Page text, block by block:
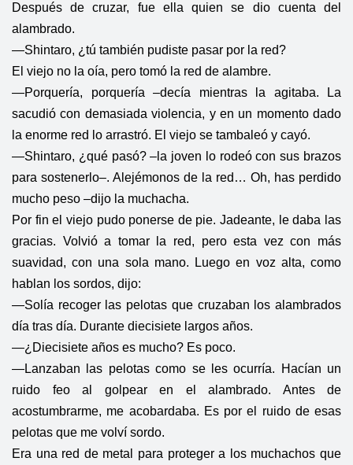
Después de cruzar, fue ella quien se dio cuenta del
alambrado.
—Shintaro, ¿tú también pudiste pasar por la red?
El viejo no la oía, pero tomó la red de alambre.
—Porquería, porquería –decía mientras la agitaba. La
sacudió con demasiada violencia, y en un momento dado
la enorme red lo arrastró. El viejo se tambaleó y cayó.
—Shintaro, ¿qué pasó? –la joven lo rodeó con sus brazos
para sostenerlo–. Alejémonos de la red… Oh, has perdido
mucho peso –dijo la muchacha.
Por fin el viejo pudo ponerse de pie. Jadeante, le daba las
gracias. Volvió a tomar la red, pero esta vez con más
suavidad, con una sola mano. Luego en voz alta, como
hablan los sordos, dijo:
—Solía recoger las pelotas que cruzaban los alambrados
día tras día. Durante diecisiete largos años.
—¿Diecisiete años es mucho? Es poco.
—Lanzaban las pelotas como se les ocurría. Hacían un
ruido feo al golpear en el alambrado. Antes de
acostumbrarme, me acobardaba. Es por el ruido de esas
pelotas que me volví sordo.
Era una red de metal para proteger a los muchachos que